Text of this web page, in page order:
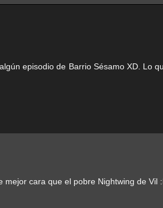
episodio de Barrio Sésamo XD. Lo
cara que el pobre Nightwing de Vil